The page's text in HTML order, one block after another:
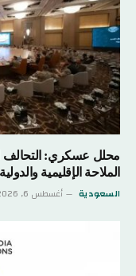
محلل عسكري: التحالف
الملاحة الإقليمية والدولية
السعودية أغسطس 6, 2026